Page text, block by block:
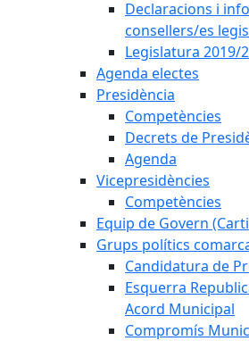
Declaracions i
consellers/es
Legislatura 2019/
Agenda electes
Presidència
Competències
Decrets de
Agenda
Vicepresidències
Competències
Equip de Govern
Grups polítics
Candidatura de
Esquerra
Acord Municipal
Compromís